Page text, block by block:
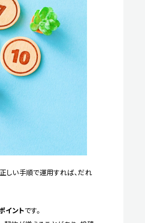
しい手順で運用すれば、だれ
イントです。